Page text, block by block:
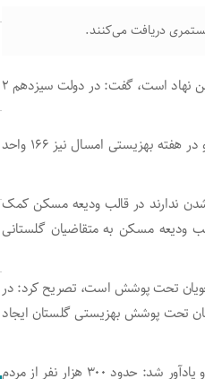
علیرضا طاهری‌زاده با بیان اینکه تامین مسکن و اشتغال مددجویان اولویت اصلی این نهاد است، گفت: در دولت سیزدهم ۲
او افزود: پارسال حدود هزار واحد مسکونی برای مددجویان گلستانی ساخته شد و در هفته بهزیستی امسال نیز ۱۶۶ واحد
شدن ندارند در قالب ودیعه مسکن کمک
پارسال ۵۵۰ میلیارد ریال در قالب ودیعه مسکن به متقاضیان گلستانی
تحت پوشش است، تصریح کرد: در
برای مددجویان تحت پوشش بهزیستی گلستان ایجاد
طاهری‌زاده از خدمت‌رسانی بهزیستی گلستان به حدود ۶۰ هزار توانخواه خبر داد و یادآور شد: حدود ۳۰۰ هزار نفر از مردم